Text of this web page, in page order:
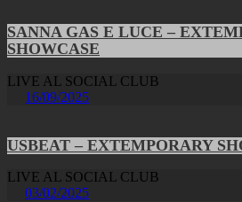
SANNA GAS E LUCE –
SHOWCASE
LIVE AL SOCIAL CLUB
16/09/2025
USBEAT – EXTEMPORARY
LIVE AL SOCIAL CLUB
03/02/2025